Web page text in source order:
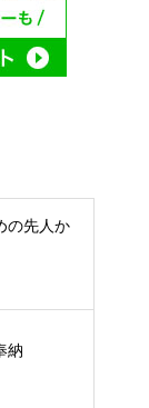
の先人か
納